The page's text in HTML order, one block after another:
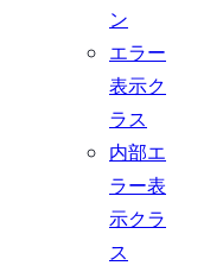
ン
エラー
表示ク
ラス
内部エ
ラー表
示クラ
ス